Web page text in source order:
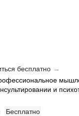
бесплатно →
и
Бесплатно